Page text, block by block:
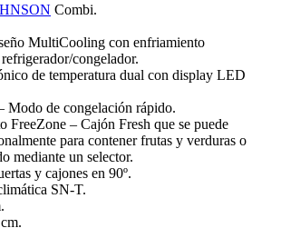
Combi.
MultiCooling con enfriamiento
congelador.
de temperatura dual con display LED
Modo de congelación rápido.
FreeZone – Cajón Fresh que se puede
para contener frutas y verduras o
mediante un selector.
y cajones en 90º.
SN-T.